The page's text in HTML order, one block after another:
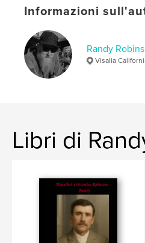
Informazioni
Randy
Visalia
Libri di